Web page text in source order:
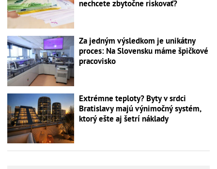
nechcete zbytočne riskovať?
Za jedným výsledkom je unikátny
proces: Na Slovensku máme špičkové
pracovisko
Extrémne teploty? Byty v srdci
Bratislavy majú výnimočný systém,
ktorý ešte aj šetrí náklady